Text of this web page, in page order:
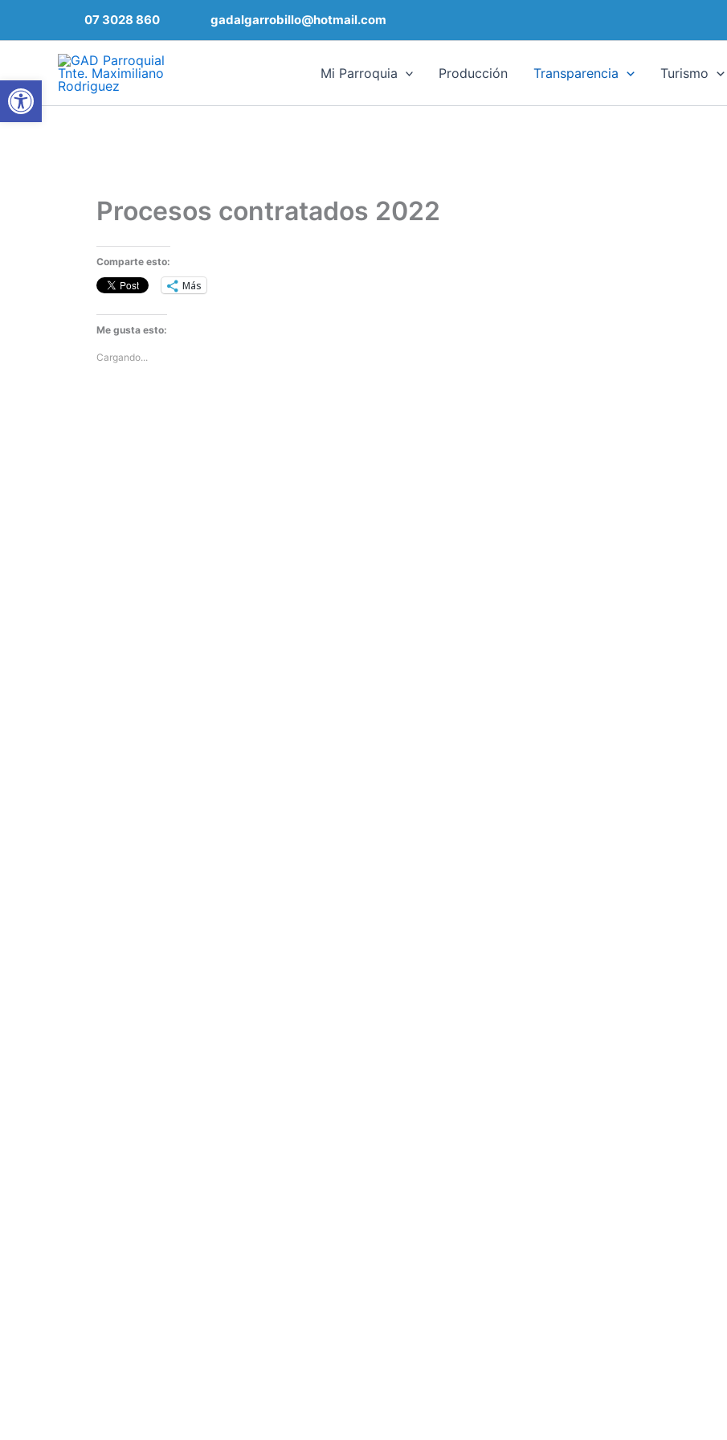
contenido
07 3028 860 gadalgarrobillo@hotmail.com
Mi Parroquia Producción Transparencia Turismo
Procesos contratados 2022
Comparte esto:
Más
Me gusta esto:
Cargando...
Abrir barra de herramientas